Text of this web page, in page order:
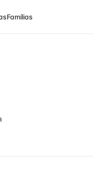
Famílias